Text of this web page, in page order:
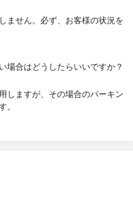
ません。必ず、お客様の状況を
場合はどうしたらいいですか？
しますが、その場合のパーキン
。